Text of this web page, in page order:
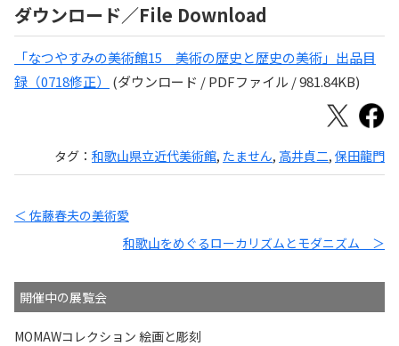
ダウンロード／File Download
「なつやすみの美術館15 美術の歴史と歴史の美術」出品目
録（0718修正）
(ダウンロード / PDFファイル / 981.84KB)
タグ： 和歌山県立近代美術館, たません, 高井貞二, 保田龍門
＜ 佐藤春夫の美術愛
和歌山をめぐるローカリズムとモダニズム ＞
開催中の展覧会
MOMAWコレクション 絵画と彫刻